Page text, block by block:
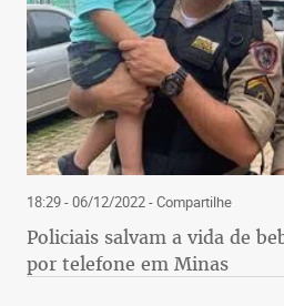
18:29 - 06/12/2022- Compartilhe
Policiais salvam a vida de
por telefone em Minas